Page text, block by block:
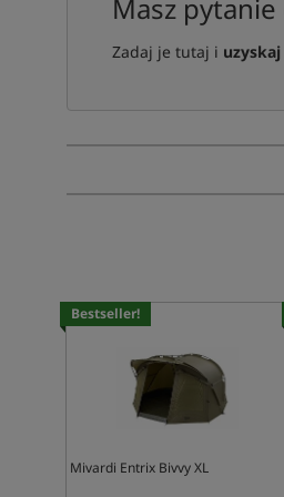
Masz
Zadaj je tutaj i
Bestseller!
Mivardi Entrix Bivvy XL